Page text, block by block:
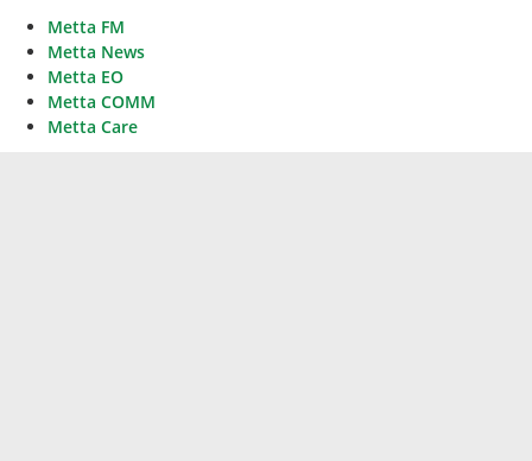
Metta FM
Metta News
Metta EO
Metta COMM
Metta Care